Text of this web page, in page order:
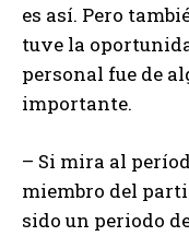
es así. Pero
tuve la
personal fue de
importante.
– Si mira al
miembro del
sido un periodo